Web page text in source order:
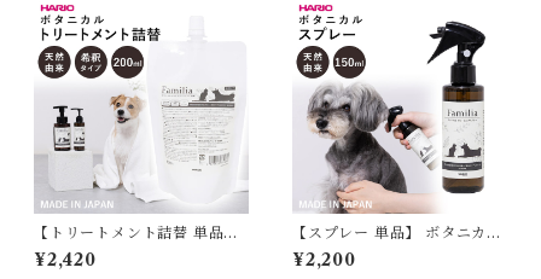
やさしい 犬用シャンプー 猫用
シャンプー 泡 泡タイプ 350m
l 国産 日本製 PTS-FSMPT-3
50
やさしい 犬用トリートメント
猫用トリートメント 希釈タイ
プ 125ml 国産 日本製 PTS-F
TRM-125
【トリートメント詰替 単品】
ボタニカルトリートメント詰
替 Familia ファミリア 犬 猫
¥2,420
【スプレー 単品】 ボタニカル
スプレー Familia ファミリア
犬 猫 ペット 被毛 洋服 ベッド
¥2,200